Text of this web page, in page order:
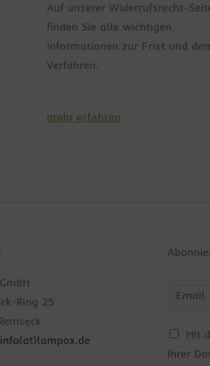
Auf unserer Widerrufsrecht-
finden Sie alle wichtigen
Informationen zur Frist und
Verfahren.
mehr erfahren
Ring 25
info(at)lampox.de
C
h
Mit
Ihrer
gib
im